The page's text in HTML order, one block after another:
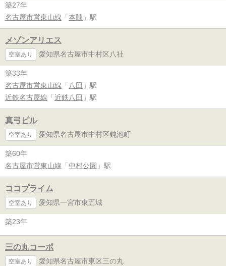
築27年
名古屋市営東山線 「 本陣 」駅
メゾンアリエス
空室あり 愛知県名古屋市中村区八社
築33年
名古屋市営東山線 「 八田 」駅
近鉄名古屋線 「 近鉄八田 」駅
真弓ビル
空室あり 愛知県名古屋市中村区鈍池町
築60年
名古屋市営東山線 「 中村公園 」駅
ココプライム
空室あり 愛知県一宮市東五城
築23年
三の丸コーポ
空室あり 愛知県名古屋市東区三の丸